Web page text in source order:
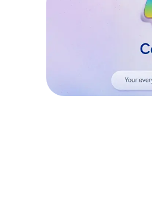
Solutions Partner